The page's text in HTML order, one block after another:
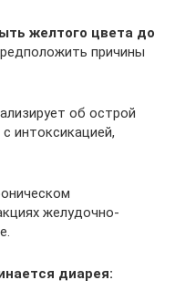
желтого цвета до
причины
об острой
интоксикацией,
желудочно-
диарея: